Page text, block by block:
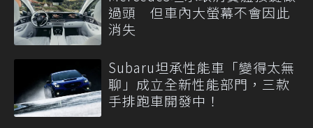
過頭 但車內大螢幕不會因此
消失
Subaru坦承性能車「變得太無
聊」成立全新性能部門，三款
手排跑車開發中！